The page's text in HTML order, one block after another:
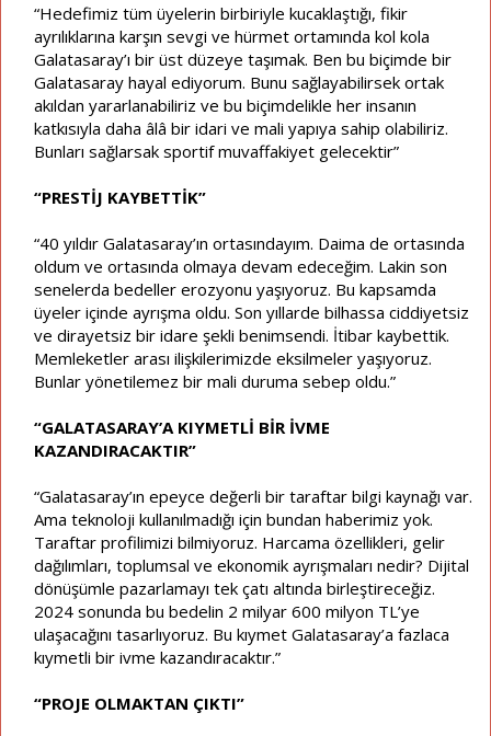
“Hedefimiz tüm üyelerin birbiriyle kucaklaştığı, fikir
ayrılıklarına karşın sevgi ve hürmet ortamında kol kola
Galatasaray’ı bir üst düzeye taşımak. Ben bu biçimde bir
Galatasaray hayal ediyorum. Bunu sağlayabilirsek ortak
akıldan yararlanabiliriz ve bu biçimdelikle her insanın
katkısıyla daha âlâ bir idari ve mali yapıya sahip olabiliriz.
Bunları sağlarsak sportif muvaffakiyet gelecektir”
“PRESTİJ KAYBETTİK”
“40 yıldır Galatasaray’ın ortasındayım. Daima de ortasında
oldum ve ortasında olmaya devam edeceğim. Lakin son
senelerda bedeller erozyonu yaşıyoruz. Bu kapsamda
üyeler içinde ayrışma oldu. Son yıllarde bilhassa ciddiyetsiz
ve dirayetsiz bir idare şekli benimsendi. İtibar kaybettik.
Memleketler arası ilişkilerimizde eksilmeler yaşıyoruz.
Bunlar yönetilemez bir mali duruma sebep oldu.”
“GALATASARAY’A KIYMETLİ BİR İVME
KAZANDIRACAKTIR”
“Galatasaray’ın epeyce değerli bir taraftar bilgi kaynağı var.
Ama teknoloji kullanılmadığı için bundan haberimiz yok.
Taraftar profilimizi bilmiyoruz. Harcama özellikleri, gelir
dağılımları, toplumsal ve ekonomik ayrışmaları nedir? Dijital
dönüşümle pazarlamayı tek çatı altında birleştireceğiz.
2024 sonunda bu bedelin 2 milyar 600 milyon TL’ye
ulaşacağını tasarlıyoruz. Bu kıymet Galatasaray’a fazlaca
kıymetli bir ivme kazandıracaktır.”
“PROJE OLMAKTAN ÇIKTI”